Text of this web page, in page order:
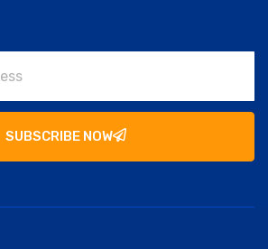
SUBSCRIBE NOW